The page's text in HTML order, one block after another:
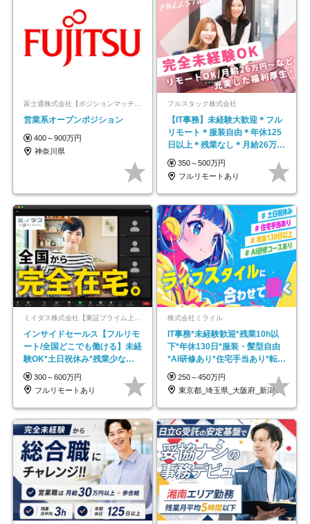
富士通株式会社【ポジションマッチ登録】
営業系オープンポジション
400～900万円
神奈川県
フルスタック株式会社
【IT事務】未経験大歓迎＊フル
リモート＊服装自由＊年休125
日以上＊残業なし＊月給26万円
以上
350～500万円
フルリモートあり
インサイドセールス【フルリモ
ート/全国どこでも働ける】未経
験OK*土日祝休み*残業少なめ*
在宅勤務手当あり
300～600万円
フルリモートあり
株式会社ミライル
IT事務*未経験歓迎*残業10h以
下*年休130日*服装・髪型自由
*AI研修あり*住宅手当あり*転勤
なし
250～450万円
東京都_埼玉県_大阪府_新潟県_福岡県